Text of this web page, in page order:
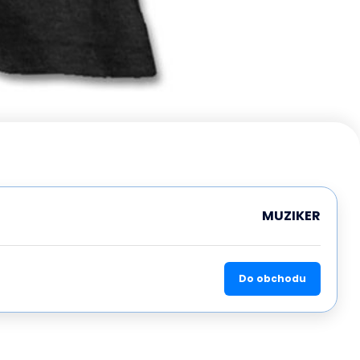
MUZIKER
Do obchodu